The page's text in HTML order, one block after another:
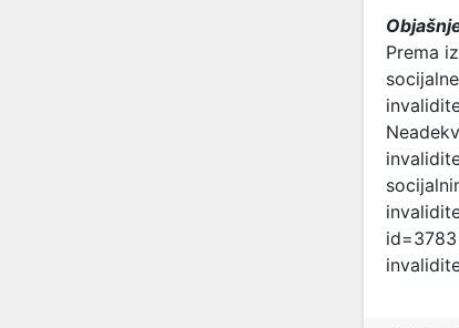
Prema
id=3783